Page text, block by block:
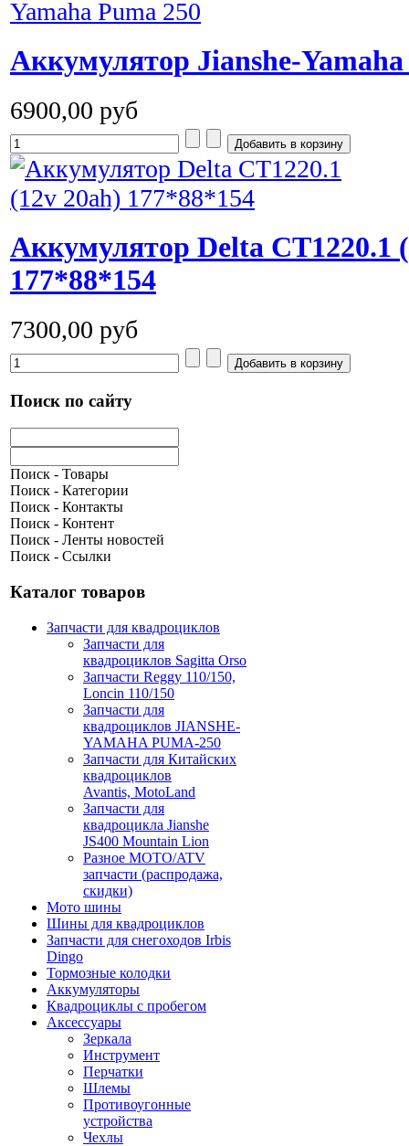
Аккумулятор Jianshe-
6900,00 руб
Аккумулятор Delta CT1220.1
177*88*154
7300,00 руб
Поиск по сайту
Поиск - Товары
Поиск - Категории
Поиск - Контакты
Поиск - Контент
Поиск - Ленты новостей
Поиск - Ссылки
Каталог товаров
Запчасти для квадроциклов
Запчасти для
квадроциклов Sagitta Orso
Запчасти Reggy 110/150,
Loncin 110/150
Запчасти для
квадроциклов JIANSHE-
YAMAHA PUMA-250
Запчасти для Китайских
квадроциклов
Avantis, MotoLand
Запчасти для
квадроцикла Jianshe
JS400 Mountain Lion
Разное МОТО/ATV
запчасти (распродажа,
скидки)
Мото шины
Шины для квадроциклов
Запчасти для снегоходов Irbis
Dingo
Тормозные колодки
Аккумуляторы
Квадроциклы с пробегом
Аксессуары
Зеркала
Инструмент
Перчатки
Шлемы
Противоугонные
устройства
Чехлы